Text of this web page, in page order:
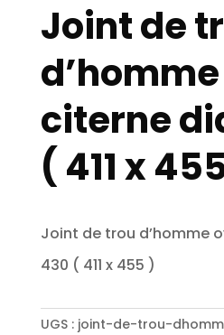
Joint de
citerne
( 411 x
Joint de trou d’homme
430 ( 411 x 455 )
UGS : joint-de-trou-